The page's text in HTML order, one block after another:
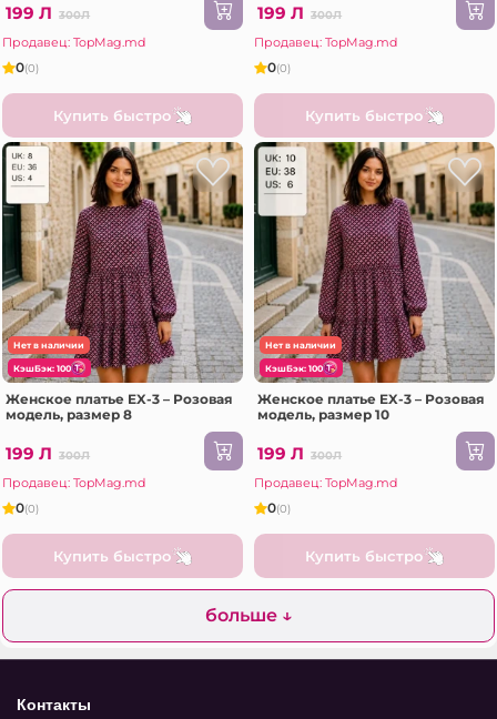
199 Л 300Л
Продавец: TopMag.md
0(0)
Купить быстро
199 Л 300Л
Продавец: TopMag.md
0(0)
Купить быстро
Нет в наличии
КэшБэк: 100
Женское платье EX-3 – Розовая
модель, размер 8
199 Л 300Л
Продавец: TopMag.md
0(0)
Купить быстро
Нет в наличии
КэшБэк: 100
Женское платье EX-3 – Розовая
модель, размер 10
199 Л 300Л
Продавец: TopMag.md
0(0)
Купить быстро
больше ↓
Контакты